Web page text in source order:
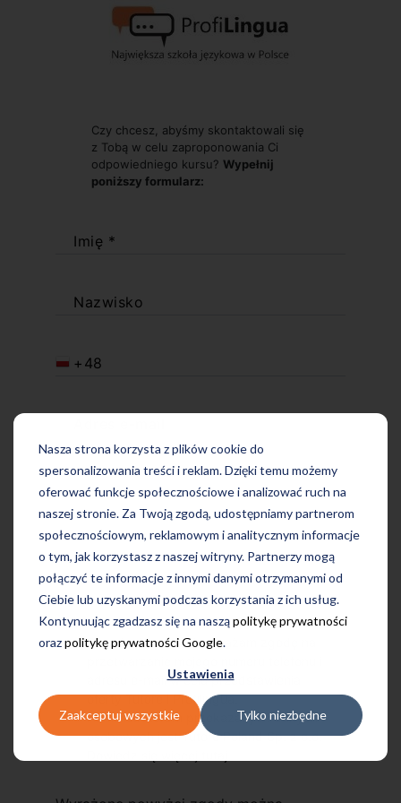
Nasza strona korzysta z plików cookie do
spersonalizowania treści i reklam. Dzięki temu możemy
oferować funkcje społecznościowe i analizować ruch na
naszej stronie. Za Twoją zgodą, udostępniamy partnerom
społecznościowym, reklamowym i analitycznym informacje
o tym, jak korzystasz z naszej witryny. Partnerzy mogą
połączyć te informacje z innymi danymi otrzymanymi od
Ciebie lub uzyskanymi podczas korzystania z ich usług.
Kontynuując zgadzasz się na nasząpolitykę prywatności
orazpolitykę prywatności Google.
Ustawienia
Zaakceptuj wszystkie Tylko niezbędne
Czy chcesz, abyśmy skontaktowali się
z Tobą w celu zaproponowania Ci
odpowiedniego kursu? Wypełnij
poniższy formularz:
Imię *
Nazwisko
+48
Przechodząc dalej, wyrażam zgodę na
adresu e-mail w celu przedstawienia
oferty Tutore i Profilingua.
Administratorem przekazanych danych
osobowych jest Tutore Poland Sp. z o.o.